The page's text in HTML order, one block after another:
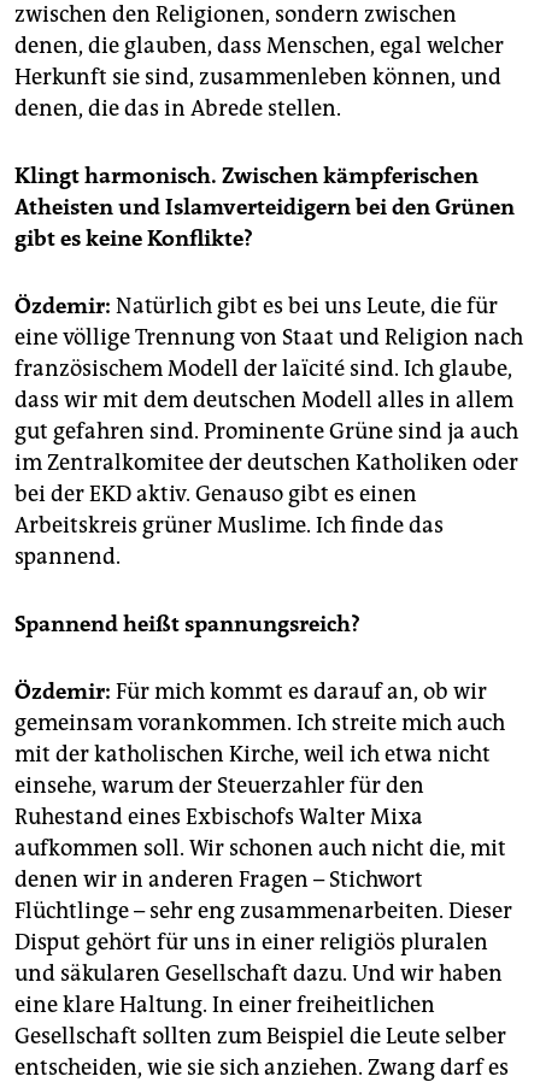
zwischen den Religionen, sondern zwischen
denen, die glauben, dass Menschen, egal welcher
Herkunft sie sind, zusammenleben können, und
denen, die das in Abrede stellen.
Klingt harmonisch. Zwischen kämpferischen
Atheisten und Islamverteidigern bei den Grünen
gibt es keine Konflikte?
Özdemir: Natürlich gibt es bei uns Leute, die für
eine völlige Trennung von Staat und Religion nach
französischem Modell der laïcité sind. Ich glaube,
dass wir mit dem deutschen Modell alles in allem
gut gefahren sind. Prominente Grüne sind ja auch
im Zentralkomitee der deutschen Katholiken oder
bei der EKD aktiv. Genauso gibt es einen
Arbeitskreis grüner Muslime. Ich finde das
spannend.
Spannend heißt spannungsreich?
Özdemir: Für mich kommt es darauf an, ob wir
gemeinsam vorankommen. Ich streite mich auch
mit der katholischen Kirche, weil ich etwa nicht
einsehe, warum der Steuerzahler für den
Ruhestand eines Exbischofs Walter Mixa
aufkommen soll. Wir schonen auch nicht die, mit
denen wir in anderen Fragen – Stichwort
Flüchtlinge – sehr eng zusammenarbeiten. Dieser
Disput gehört für uns in einer religiös pluralen
und säkularen Gesellschaft dazu. Und wir haben
eine klare Haltung. In einer freiheitlichen
Gesellschaft sollten zum Beispiel die Leute selber
entscheiden, wie sie sich anziehen. Zwang darf es